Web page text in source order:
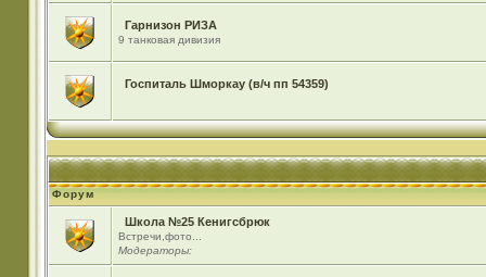
Гарнизон РИЗА
9 танковая дивизия
Госпиталь Шморкау (в/ч пп 54359)
Форум
Школа №25 Кенигсбрюк
Встречи,фото...
Модераторы: